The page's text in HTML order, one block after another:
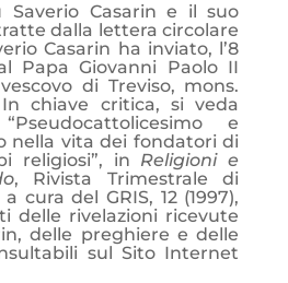
Saverio Casarin e il suo
dalla lettera circolare
Casarin ha inviato, l’8
Papa Giovanni Paolo II
di Treviso, mons.
chiave critica, si veda
e
nella vita dei fondatori di
religiosi”, in Religioni e
, Rivista Trimestrale di
cura del GRIS, 12 (1997),
delle rivelazioni ricevute
delle preghiere e delle
sul Sito Internet